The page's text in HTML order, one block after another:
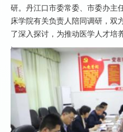
研。丹江口市委常委、市委办主
床学院有关负责人陪同调研，双
了深入探讨，为推动医学人才培